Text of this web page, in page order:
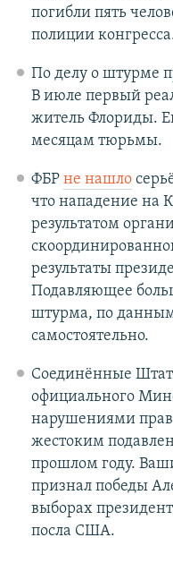
погибли пять
полиции
По делу о штурме
В июле первый
житель Флориды.
месяцам тюрьмы.
ФБР не нашло
что нападение на
результатом
результаты
Подавляющее
штурма, по
самостоятельно.
Соединённые
официального
нарушениями прав
жестоким
прошлом году.
признал победы
выборах
посла США.